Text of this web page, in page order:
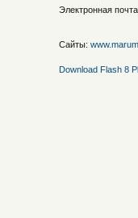
Электронная
Сайты:
Download Flash 8